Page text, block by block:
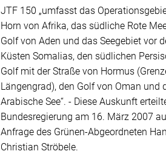
JTF 150 „umfasst das
Horn von Afrika, das südliche Rote
Golf von Aden und das Seegebiet vor
Küsten Somalias, den südlichen
Golf mit der Straße von Hormus
Längengrad), den Golf von Oman und
Arabische See“. - Diese Auskunft
Bundesregierung am 16. März 2007
Anfrage des Grünen-Abgeordneten
Christian Ströbele.